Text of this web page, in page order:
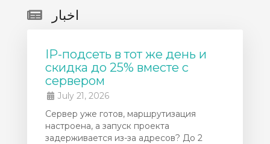
اخبار
IP-подсеть в тот же день и
скидка до 25% вместе с
сервером
July 21, 2026
Сервер уже готов, маршрутизация
настроена, а запуск проекта
задерживается из-за адресов? До 2